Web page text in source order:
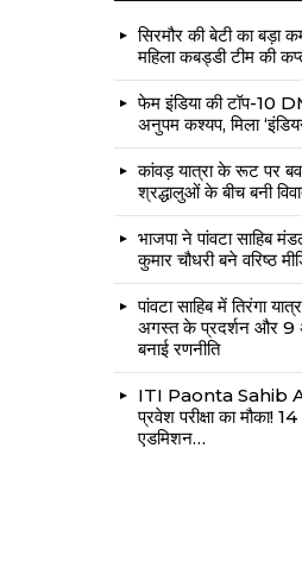
सिरमौर की बेटी का बड़ा
महिला कबड्डी टीम की
फेम इंडिया की टॉप-10
अनुपम कश्यप, मिला
कांवड़ यात्रा के रूट पर
श्रद्धालुओं के बीच बनी
भाजपा ने पांवटा साहिब
कुमार चौधरी बने वरिष्ठ
पांवटा साहिब में तिरंगा
अगस्त के प्रदर्शन और 9
बनाई रणनीति
ITI Paonta Sahib
प्रवेश परीक्षा का मौका!
एडमिशन…